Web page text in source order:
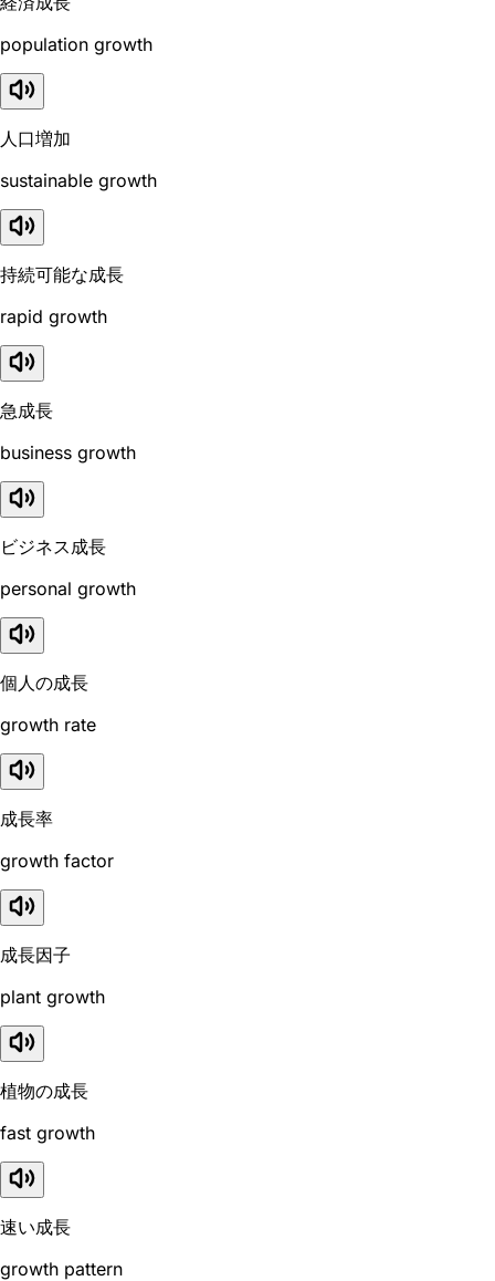
population growth
人口増加
sustainable growth
持続可能な成長
rapid growth
急成長
business growth
ビジネス成長
personal growth
個人の成長
growth rate
成長率
growth factor
成長因子
plant growth
植物の成長
fast growth
速い成長
growth pattern